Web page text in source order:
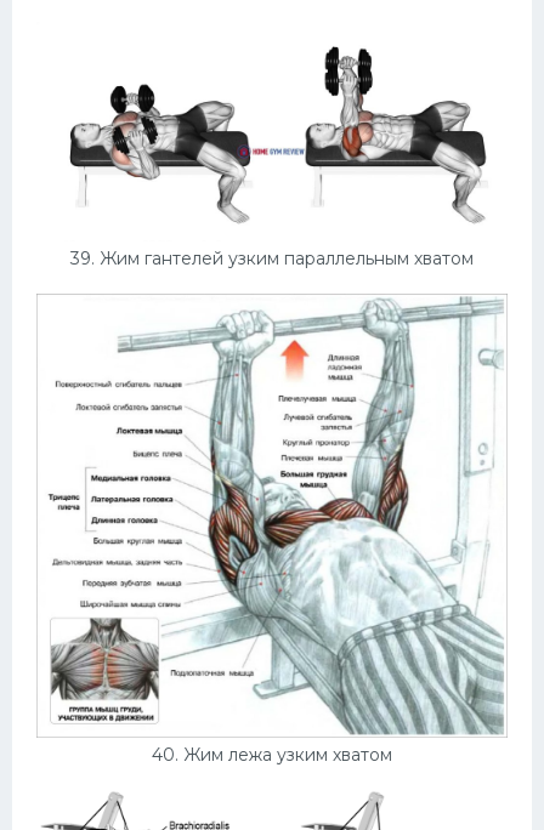
39. Жим гантелей узким параллельным хватом
40. Жим лежа узким хватом